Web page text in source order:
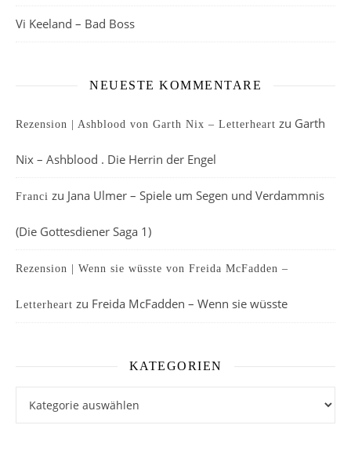
Vi Keeland – Bad Boss
NEUESTE KOMMENTARE
Rezension | Ashblood von Garth Nix – Letterheart zu Garth
Nix – Ashblood . Die Herrin der Engel
Franci zu Jana Ulmer – Spiele um Segen und Verdammnis
(Die Gottesdiener Saga 1)
Rezension | Wenn sie wüsste von Freida McFadden –
Letterheart zu Freida McFadden – Wenn sie wüsste
KATEGORIEN